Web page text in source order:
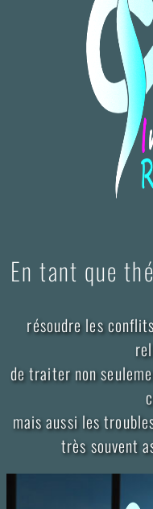
En tant que
résoudre les
de traiter non
mais aussi les
très souvent